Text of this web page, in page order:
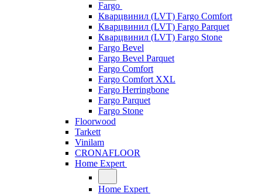
Fargo
Кварцвинил (LVT) Fargo Comfort
Кварцвинил (LVT) Fargo Parquet
Кварцвинил (LVT) Fargo Stone
Fargo Bevel
Fargo Bevel Parquet
Fargo Comfort
Fargo Comfort XXL
Fargo Herringbone
Fargo Parquet
Fargo Stone
Floorwood
Tarkett
Vinilam
CRONAFLOOR
Home Expert
Home Expert